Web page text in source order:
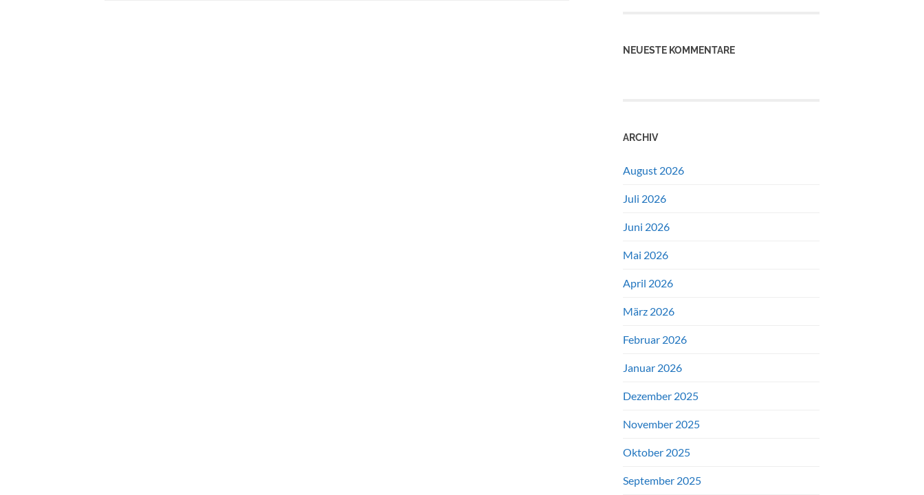
NEUESTE KOMMENTARE
ARCHIV
August 2026
Juli 2026
Juni 2026
Mai 2026
April 2026
März 2026
Februar 2026
Januar 2026
Dezember 2025
November 2025
Oktober 2025
September 2025